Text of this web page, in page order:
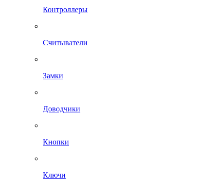
Контроллеры
Считыватели
Замки
Доводчики
Кнопки
Ключи